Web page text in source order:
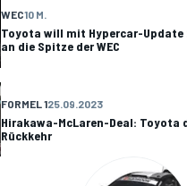
WEC10 M.
Toyota will mit Hypercar-Update
an die Spitze der WEC
FORMEL 125.09.2023
Hirakawa-McLaren-Deal: Toyota
Rückkehr